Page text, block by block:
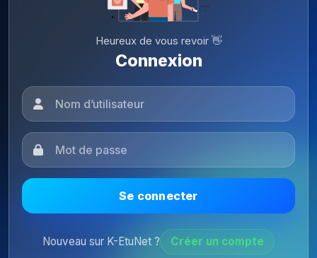
Heureux de vous revoir 👋
Connexion
Se connecter
Nouveau sur K-EtuNet ? Créer un compte